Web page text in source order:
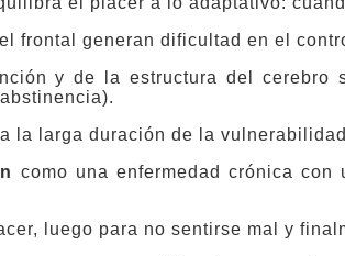
frontal generan dificultad en el
y de la estructura del
la larga duración de la
como una enfermedad crónica
luego para no sentirse mal y